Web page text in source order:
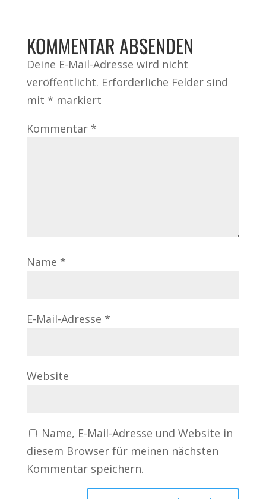
KOMMENTAR ABSENDEN
Deine E-Mail-Adresse wird nicht
veröffentlicht. Erforderliche Felder sind
mit * markiert
Kommentar *
Name *
E-Mail-Adresse *
Website
Name, E-Mail-Adresse und Website in
diesem Browser für meinen nächsten
Kommentar speichern.